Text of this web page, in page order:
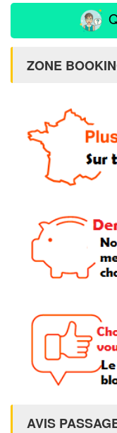
ZONE
AVIS